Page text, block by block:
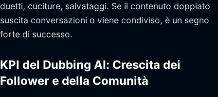
duetti, cuciture, salvataggi. Se il contenuto doppiato
suscita conversazioni o viene condiviso, è un segno
forte di successo.
KPI del Dubbing AI: Crescita dei
Follower e della Comunità